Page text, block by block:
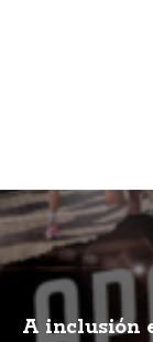
A inclusión